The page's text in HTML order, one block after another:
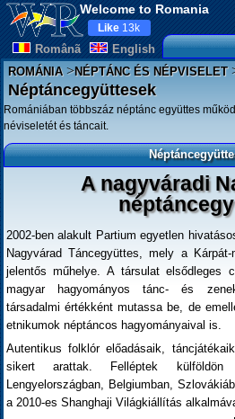
Welcome to Romania
Românã English
Like 13k
ROMÁNIA>NÉPTÁNC ÉS NÉPVISELET
Néptáncegyüttesek
Romániában többszáz néptánc együttes
néviseletét és táncait.
A nagyváradi
2002-ben alakult Partium egyetlen
Nagyvárad Táncegyüttes, mely a
jelentős műhelye. A társulat elsődleges
magyar hagyományos tánc- és
társadalmi értékként mutassa be, de
etnikumok néptáncos hagyományaival is.
Autentikus folklór előadásaik,
sikert arattak. Felléptek külföldön
Lengyelországban, Belgiumban,
a 2010-es Shanghaji Világkiállítás